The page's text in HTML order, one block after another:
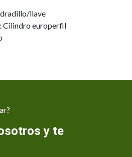
llave
Cilindro europerfil
y te